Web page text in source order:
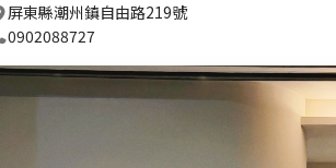
屏東縣潮州鎮自由路219號
0902088727